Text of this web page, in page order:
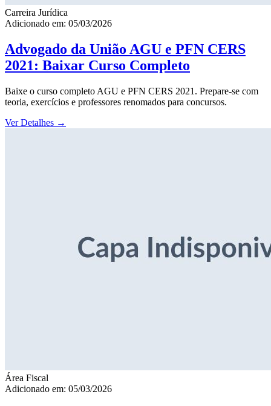
Carreira Jurídica
Adicionado em: 05/03/2026
Advogado da União AGU e PFN CERS
2021: Baixar Curso Completo
Baixe o curso completo AGU e PFN CERS 2021. Prepare-se com
teoria, exercícios e professores renomados para concursos.
Ver Detalhes →
Área Fiscal
Adicionado em: 05/03/2026